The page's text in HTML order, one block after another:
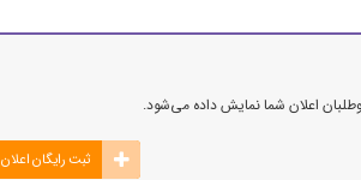
اعلان شما نمایش داده می‌شود.
ثبت رایگان اعلان